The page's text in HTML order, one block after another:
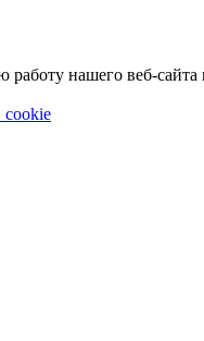
нашего веб-сайта
cookie